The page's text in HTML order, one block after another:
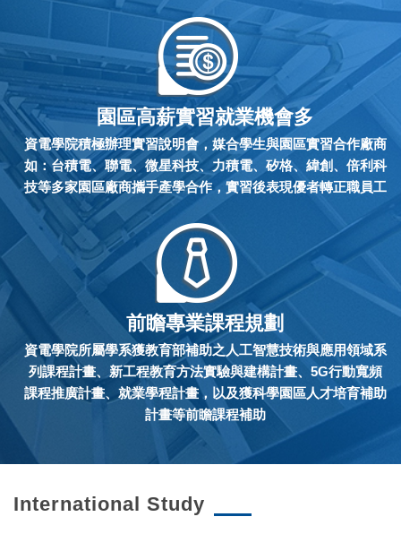
園區高薪實習就業機會多
資電學院積極辦理實習說明會，媒合學生與園區實習合作廠商
如：台積電、聯電、微星科技、力積電、矽格、緯創、倍利科
技等多家園區廠商攜手產學合作，實習後表現優者轉正職員工
前瞻專業課程規劃
資電學院所屬學系獲教育部補助之人工智慧技術與應用領域系
列課程計畫、新工程教育方法實驗與建構計畫、5G行動寬頻
課程推廣計畫、就業學程計畫，以及獲科學園區人才培育補助
計畫等前瞻課程補助
International Study
2014-10-08
2016-06-02 中華大學物聯網專案交換生至新竹科學園區-探索館參訪(溫州大學)
2014-07-03 溫州大學薛偉副校長一行貴賓來訪
2014-08-22 賀 本校資訊學院與同濟大學軟件學院簽署碩士雙聯學位